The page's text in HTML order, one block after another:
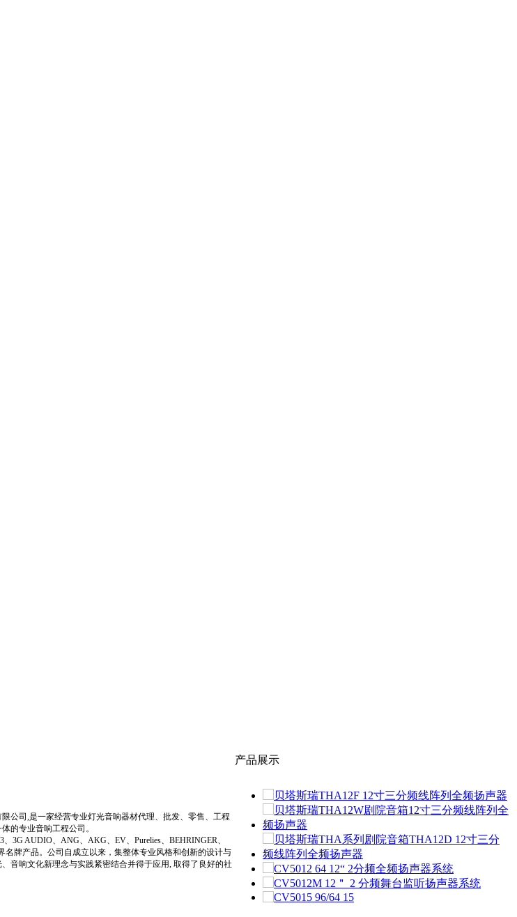
产品展示
公司,是一家经营专业灯光音响器材代理、批发、零售、工程
的专业音响工程公司。
3G AUDIO、ANG、AKG、EV、Purelies、BEHRINGER、
名牌产品。公司自成立以来，集整体专业风格和创新的设计与
音响文化新理念与实践紧密结合并得于应用, 取得了良好的社